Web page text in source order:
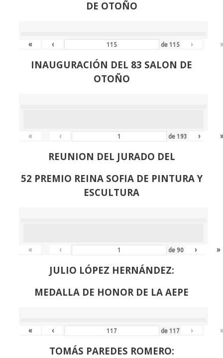
DE OTOÑO
« ‹ de115 ›
INAUGURACIÓN DEL 83 SALON DE
OTOÑO
« ‹ de193 ›
REUNION DEL JURADO DEL
52 PREMIO REINA SOFIA DE PINTURA Y
ESCULTURA
« ‹ de 90 › »
JULIO LÓPEZ HERNÁNDEZ:
MEDALLA DE HONOR DE LA AEPE
« ‹ de117 ›
TOMÁS PAREDES ROMERO: